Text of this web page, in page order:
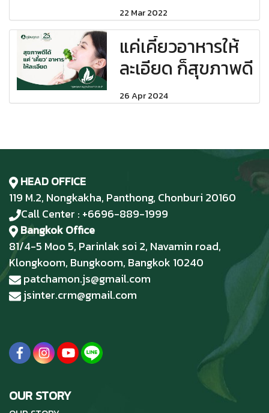
22 Mar 2022
แค่เคี้ยวอาหารให้
ละเอียด ก็สุขภาพดี
26 Apr 2024
HEAD OFFICE
119 M.2, Nongkakha, Panthong, Chonburi 20160
Call Center : +6696-889-1999
Bangkok Office
81/4-5 Moo 5, Parinlak soi 2, Navamin road,
Klongkoom, Bungkoom, Bangkok 10240
patchamon.js@gmail.com
jsinter.crm@gmail.com
OUR STORY